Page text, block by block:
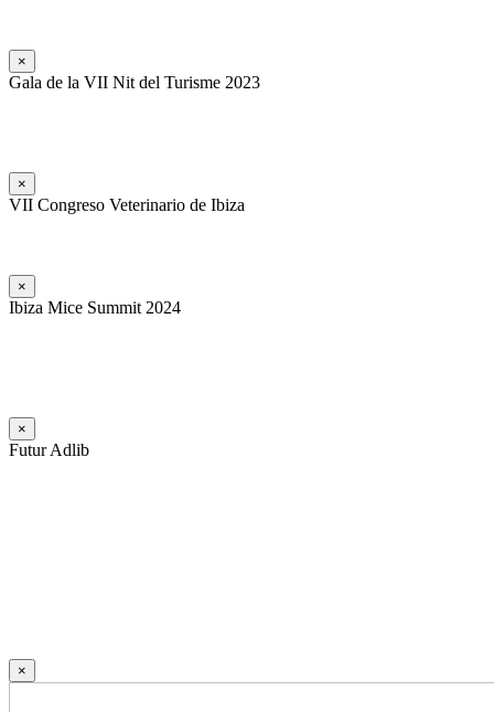
×
Gala de la VII Nit del Turisme 2023
×
VII Congreso Veterinario de Ibiza
×
Ibiza Mice Summit 2024
×
Futur Adlib
×